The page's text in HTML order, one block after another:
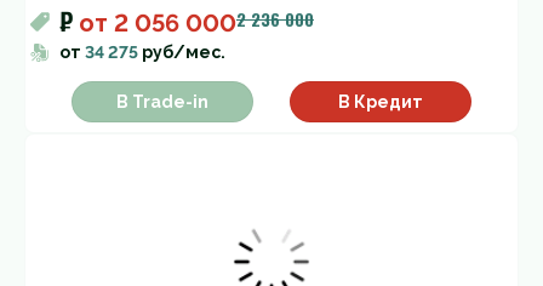
₽ от 2 056 0002 236 000
от 34 275 руб/мес.
В Trade-in В Кредит